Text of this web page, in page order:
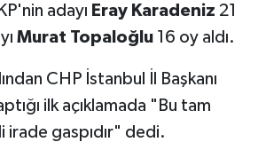
adayı Eray Karadeniz 21
Murat Topaloğlu16 oy aldı.
CHP İstanbul İl Başkanı
ilk açıklamada "Bu tam
irade gaspıdır" dedi.